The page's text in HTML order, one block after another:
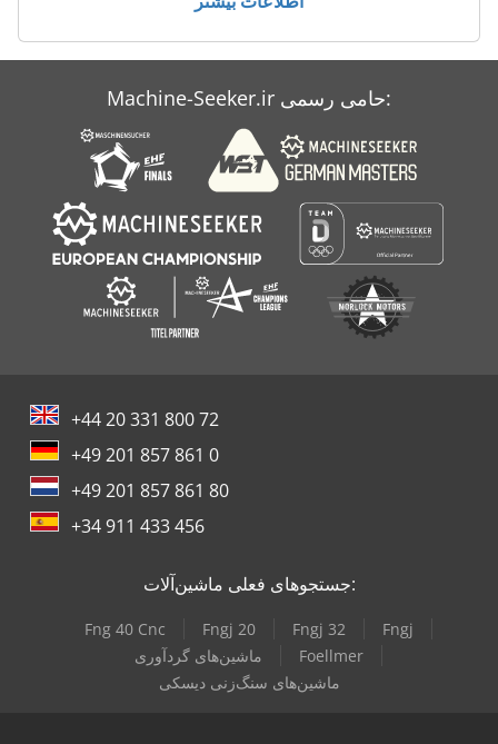
Case Ih 9370
Case Ih Magnum 7210
Case Ih Magnum 7220 Pro
Machine-Seeker.ir حامی رسمی:
+44 20 331 800 72
+49 201 857 861 0
+49 201 857 861 80
+34 911 433 456
جستجوهای فعلی ماشین‌آلات:
Fng 40 Cnc Fngj 20 Fngj 32
Fngj
ماشین‌های گردآوری
Foellmer
ماشین‌های سنگ‌زنی دیسکی